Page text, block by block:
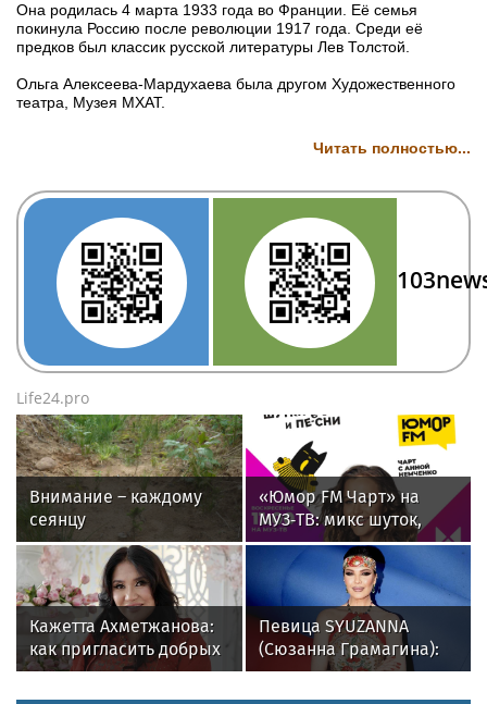
Она родилась 4 марта 1933 года во Франции. Её семья
покинула Россию после революции 1917 года. Среди её
предков был классик русской литературы Лев Толстой.
Ольга Алексеева-Мардухаева была другом Художественного
театра, Музея МХАТ.
Читать полностью...
Life24.pro
Внимание – каждому
сеянцу
«Юмор FM Чарт» на
МУЗ‑ТВ: микс шуток,
песен и позитива
Кажетта Ахметжанова:
как пригласить добрых
духов в новый дом
Певица SYUZANNA
(Сюзанна Грамагина):
как перестать